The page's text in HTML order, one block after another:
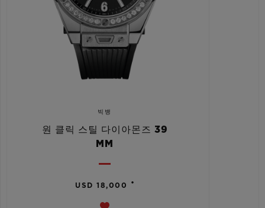
빅뱅
원 클릭 스틸 다이아몬즈 39
MM
USD 18,000 •